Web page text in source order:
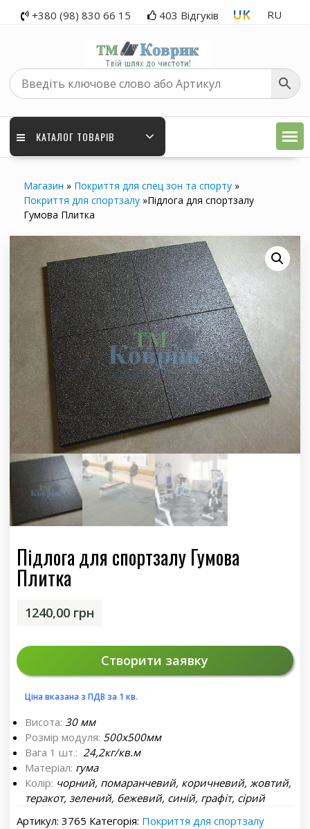
Перейти
+380 (98) 830 66 15 403 Відгуків UK RU
КАТАЛОГ ТОВАРІВ
Магазин » Покриття для спец зон та спорту »
Покриття для спортзалу »Підлога для спортзалу
Гумова Плитка
Підлога для спортзалу Гумова
Плитка
1240,00 грн
Створити заявку
Ціна вказана з ПДВ за 1 кв.
Висота: 30 мм
Розмір модуля: 500х500мм
Вага 1 шт.: 24,2кг/кв.м
Матеріал: гума
Колір: чорний, помаранчевий, коричневий, жовтий,
теракот, зелений, бежевий, синій, графіт, сірий
Артикул: 3765 Категорія: Покриття для спортзалу